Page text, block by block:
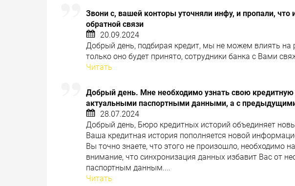
Звони с, вашей конторы уточняли инфу, и пропали, что
обратной связи
20.09.2024
Добрый день, подбирая кредит, мы не можем влиять на
только оно будет принято, сотрудники банка с Вами
Читать
Добрый день. Мне необходимо узнать свою кредитную
актуальными паспортными данными, а с
28.07.2024
Добрый день, Бюро кредитных историй объединяет
Ваша кредитная история пополняется новой
Вы точно знаете, что этого не произошло, необходимо
внимание, что синхронизация данных избавит Вас от
паспортным данным....
Читать